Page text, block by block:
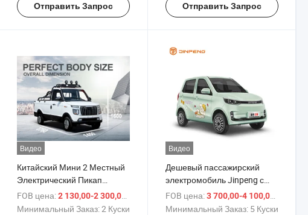
Отправить Запрос Отправить Запрос
Видео
Китайский Мини 2 Местный
Электрический Пикап
Электрический Грузовик
Электрический Автомобиль
FOB цена: 2 130,00-2 300,00 $
Минимальный Заказ:2 Куски
Видео
Дешевый пассажирский
электромобиль Jinpeng с
EEC
FOB цена: 3 700,00-4 100,00 $
Минимальный Заказ: 5 Куски